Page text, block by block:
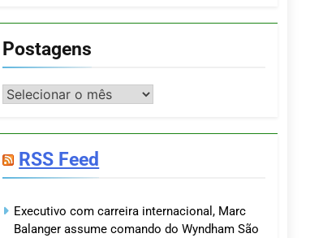
Postagens
Postagens
RSS Feed
Executivo com carreira internacional, Marc
Balanger assume comando do Wyndham São